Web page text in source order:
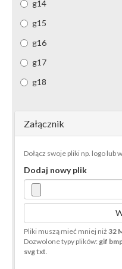
g14
g15
g16
g17
g18
Załącznik
Dołącz swoje pliki np. logo lub
Dodaj nowy plik
Pliki muszą mieć mniej niż32
Dozwolone typy plików:gif
svg txt.